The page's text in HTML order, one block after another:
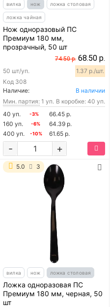
вилка нож ложка столовая
ложка чайная
Нож одноразовый ПС
Премиум 180 мм,
прозрачный, 50 шт
74.50 р. 68.50 р.
Код 308
50 шт/уп. 1.37 р./шт.
Наличие:
В наличии
Мин. партия: 1 уп. В коробке: 40 уп.
40 уп.
-3%
66.45 р.
160 уп.
-6%
64.39 р.
400 уп.
-10% 61.65 р.
+
-
5.0 3
вилка нож ложка столовая
Ложка одноразовая ПС
Премиум 180 мм, черная, 50
шт